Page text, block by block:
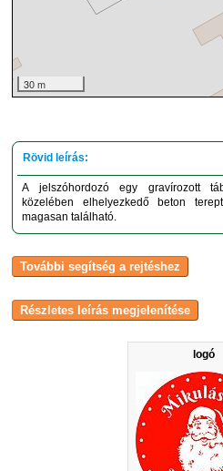
logó
30 m
A jelszóhordozó egy gravírozott
közelében elhelyezkedő beton
magasan található.